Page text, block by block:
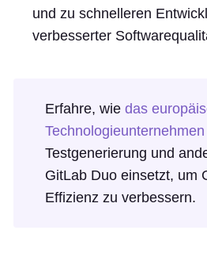
und zu schnelleren
verbesserter
Erfahre, wie das
Testgenerierung und
GitLab Duo einsetzt, um
Effizienz zu verbessern.